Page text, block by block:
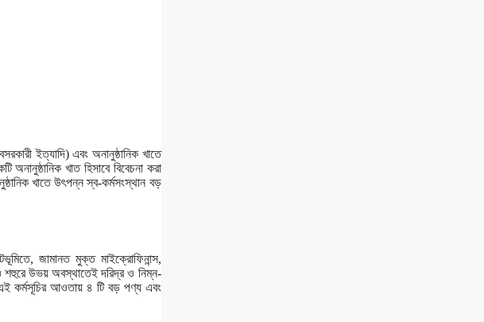
ইত্যাদি) এবং অনানুষ্ঠানিক খাতে
খাত হিসাবে বিবেচনা করা
খাতে উৎপন্ন স্ব-কর্মসংস্থান বড়
জামানত মুক্ত মাইক্রোফিনান্স,
ও শহুরে উভয় অবস্থাতেই দরিদ্র ও নিম্ন-
এই কর্মসূচির আওতায় ৪ টি বড় পণ্য এবং